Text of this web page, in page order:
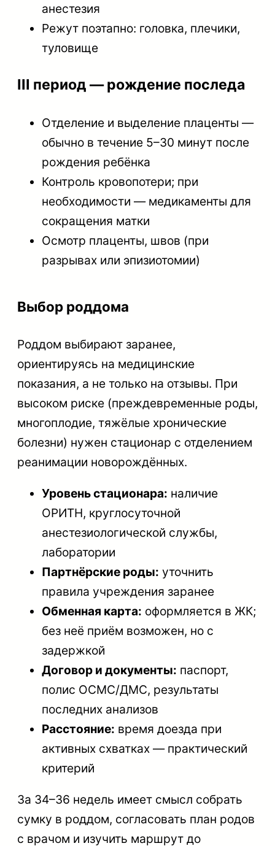
анестезия
Режут поэтапно: головка, плечики,
туловище
III период — рождение последа
Отделение и выделение плаценты —
обычно в течение 5–30 минут после
рождения ребёнка
Контроль кровопотери; при
необходимости — медикаменты для
сокращения матки
Осмотр плаценты, швов (при
разрывах или эпизиотомии)
Выбор роддома
Роддом выбирают заранее,
ориентируясь на медицинские
показания, а не только на отзывы. При
высоком риске (преждевременные роды,
многоплодие, тяжёлые хронические
болезни) нужен стационар с отделением
реанимации новорождённых.
Уровень стационара: наличие
ОРИТН, круглосуточной
анестезиологической службы,
лаборатории
Партнёрские роды: уточнить
правила учреждения заранее
Обменная карта: оформляется в ЖК;
без неё приём возможен, но с
задержкой
Договор и документы: паспорт,
полис ОСМС/ДМС, результаты
последних анализов
Расстояние: время доезда при
активных схватках — практический
критерий
За 34–36 недель имеет смысл собрать
сумку в роддом, согласовать план родов
с врачом и изучить маршрут до